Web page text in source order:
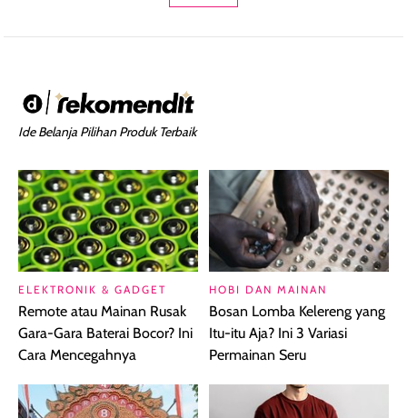
Ide Belanja Pilihan Produk Terbaik
ELEKTRONIK & GADGET
Remote atau Mainan Rusak
Gara-Gara Baterai Bocor? Ini
Cara Mencegahnya
HOBI DAN MAINAN
Bosan Lomba Kelereng yang
Itu-itu Aja? Ini 3 Variasi
Permainan Seru